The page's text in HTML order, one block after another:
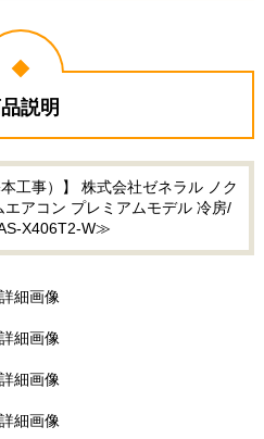
説明
工事）】 株式会社ゼネラル ノク
アコン プレミアムモデル 冷房/
X406T2-W≫